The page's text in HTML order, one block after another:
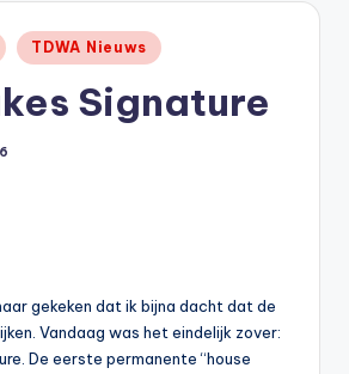
TDWA Nieuws
Signature
gekeken dat ik bijna dacht dat de
Vandaag was het eindelijk zover:
De eerste permanente “house